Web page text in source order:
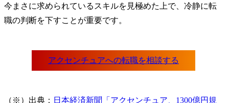
今まさに求められているスキルを見極めた上で、冷静に転
職の判断を下すことが重要です。
アクセンチュアへの転職を相談する
（※）出典： 日本経済新聞「アクセンチュア、1300億円規